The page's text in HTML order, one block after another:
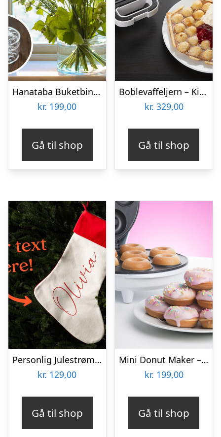
Hanataba Buketbinder
kr. 199,00
Gå til shop
Boblevaffeljern – KitchPro
kr. 329,00
Gå til shop
Personlig Julestrømpe med Tekst
kr. 129,00
Gå til shop
Mini Donut Maker – KitchPro
kr. 199,00
Gå til shop